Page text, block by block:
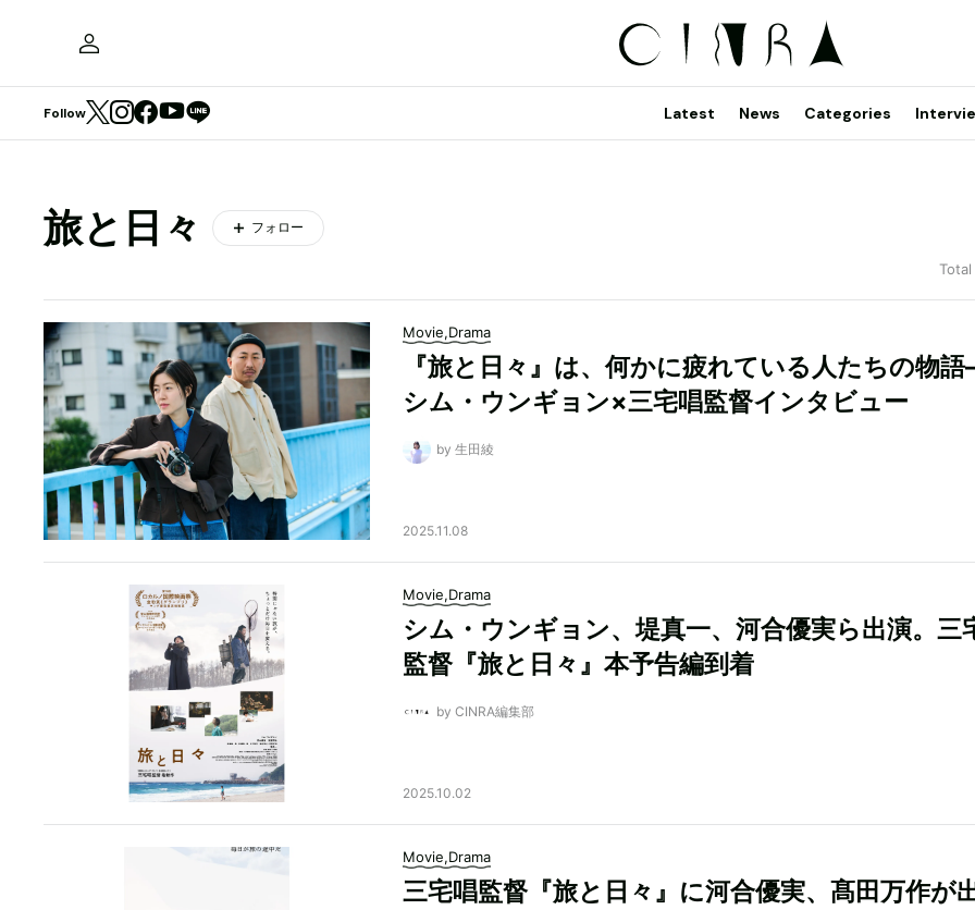
Follow Latest News Categories
旅と日々 フォロー
Movie,Drama
『旅と日々』は、何かに疲れている人たちの物語
シム・ウンギョン×三宅唱監督インタビュー
by 生田綾
2025.11.08
Movie,Drama
シム・ウンギョン、堤真一、河合優実ら出演。三
監督『旅と日々』本予告編到着
by CINRA編集部
2025.10.02
Movie,Drama
三宅唱監督『旅と日々』に河合優実、髙田万作が